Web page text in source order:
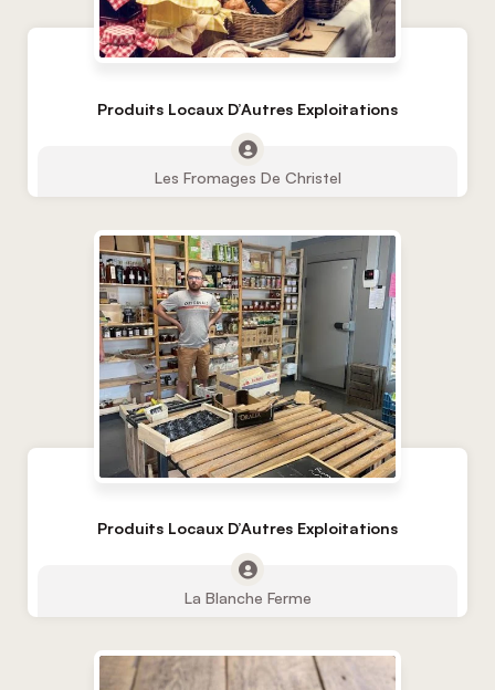
Produits Locaux D’Autres Exploitations
Les Fromages De Christel
Produits Locaux D’Autres Exploitations
La Blanche Ferme